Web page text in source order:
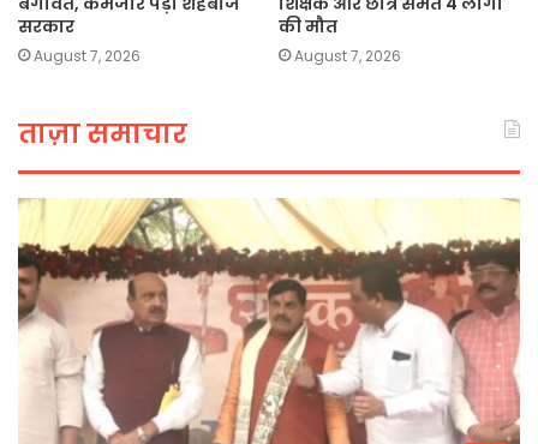
सरकार
August 7, 2026
की मौत
August 7, 2026
ताज़ा समाचार